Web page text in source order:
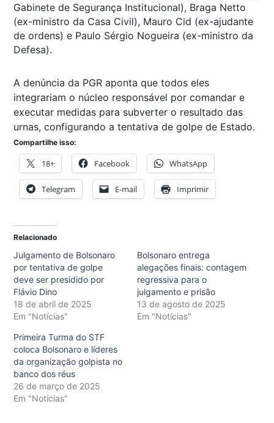
Gabinete de Segurança Institucional), Braga Netto
(ex-ministro da Casa Civil), Mauro Cid (ex-ajudante
de ordens) e Paulo Sérgio Nogueira (ex-ministro da
Defesa).
A denúncia da PGR aponta que todos eles
integrariam o núcleo responsável por comandar e
executar medidas para subverter o resultado das
urnas, configurando a tentativa de golpe de Estado.
Compartilhe isso:
18+ Facebook WhatsApp
Telegram E-mail Imprimir
Relacionado
Julgamento de Bolsonaro
por tentativa de golpe
deve ser presidido por
Flávio Dino
18 de abril de 2025
Em "Notícias"
Bolsonaro entrega
alegações finais: contagem
regressiva para o
julgamento e prisão
13 de agosto de 2025
Em "Notícias"
Primeira Turma do STF
coloca Bolsonaro e líderes
da organização golpista no
banco dos réus
26 de março de 2025
Em "Notícias"